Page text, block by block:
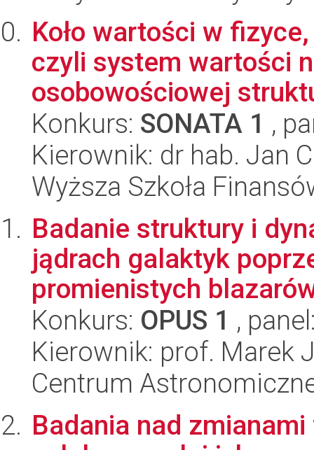
Koło wartości w
czyli system wartości
osobowościowej
Konkurs: SONATA 1 ,
Kierownik: dr hab. Jan
Wyższa Szkoła
Badanie struktury i
jądrach galaktyk
promienistych
Konkurs: OPUS 1 ,
Kierownik: prof. Marek
Centrum
Badania nad